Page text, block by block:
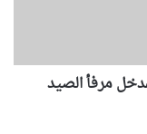
مرفأ الصيد